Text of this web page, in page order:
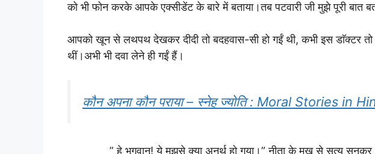
को भी फोन करके आपके एक्सीडेंट के बारे में बताया।तब पटवारी जी मुझे पूरी बात
आपको खून से लथपथ देखकर दीदी तो बदहवास-सी हो गईं थी, कभी इस डाॅक्टर तो
थीं।अभी भी दवा लेने ही गईं हैं।
कौन अपना कौन पराया – स्नेह ज्योति : Moral Stories in
” हे भगवान! ये मुझसे क्या अनर्थ हो गया।” नीता के मुख से सत्य सुनकर